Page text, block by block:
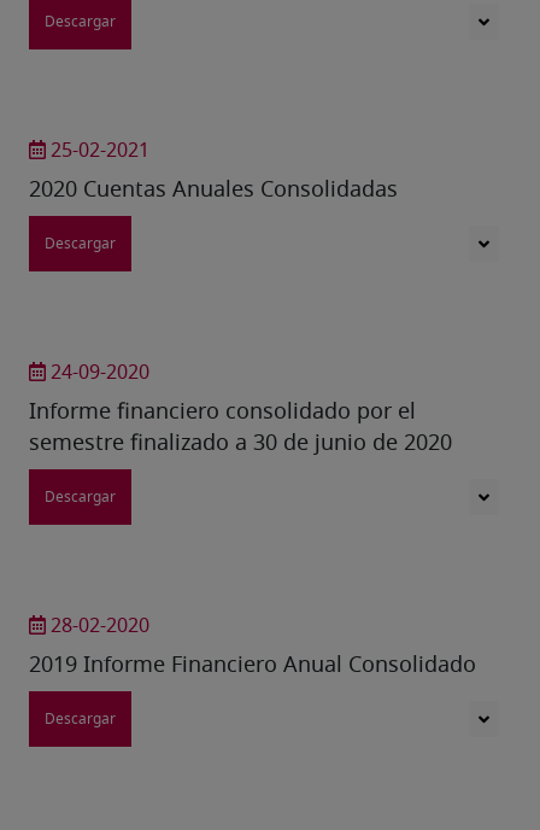
Descargar
25-02-2021
2020 Cuentas Anuales Consolidadas
Descargar
24-09-2020
Informe financiero consolidado por el
semestre finalizado a 30 de junio de 2020
Descargar
28-02-2020
2019 Informe Financiero Anual Consolidado
Descargar